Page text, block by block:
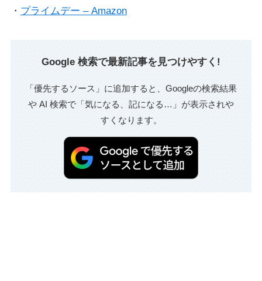
・ プライムデー – Amazon
Google 検索で最新記事を見つけやすく!
「優先するソース」に追加すると、Googleの検索結果
や AI 検索で「気になる、記になる…」が表示されや
すくなります。